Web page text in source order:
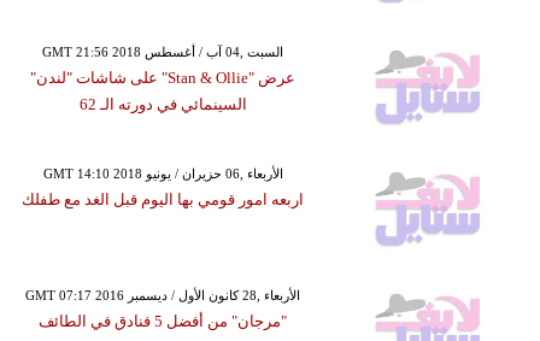
GMT 21:56 2018 السبت ,04 آب / أغسطس
عرض "Stan & Ollie" على شاشات "لندن"
السينمائي في دورته الـ 62
GMT 14:10 2018 الأربعاء ,06 حزيران / يونيو
اربعه امور قومي بها اليوم قبل الغد مع طفلك
GMT 07:17 2016 الأربعاء ,28 كانون الأول / ديسمبر
"مرجان" من أفضل 5 فنادق في الطائف